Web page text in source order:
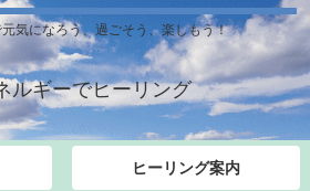
気になろう、過ごそう、楽しもう！
ルギーでヒーリング
ヒーリング案内